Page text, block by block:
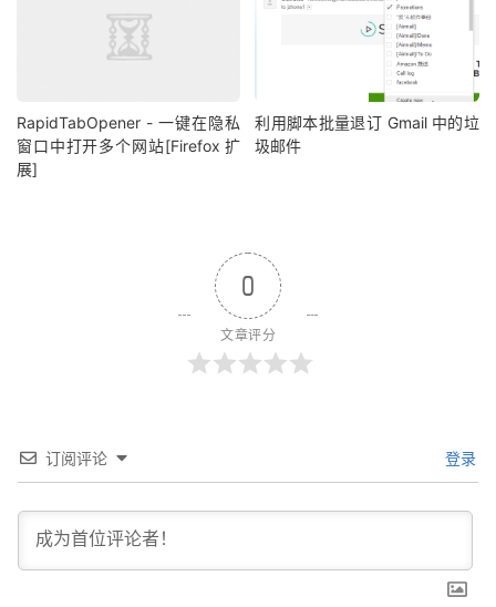
RapidTabOpener - 一键在隐私
窗口中打开多个网站[Firefox 扩
展]
利用脚本批量退订 Gmail 中的垃
圾邮件
0
文章评分
订阅评论 登录